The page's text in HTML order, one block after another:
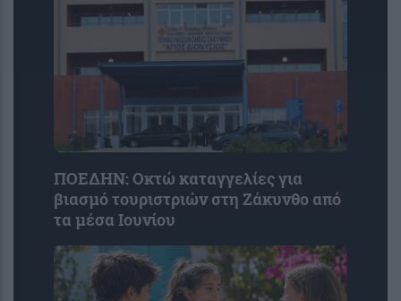
ΠΟΕΔΗΝ: Οκτώ καταγγελίες για
βιασμό τουριστριών στη Ζάκυνθο από
τα μέσα Ιουνίου